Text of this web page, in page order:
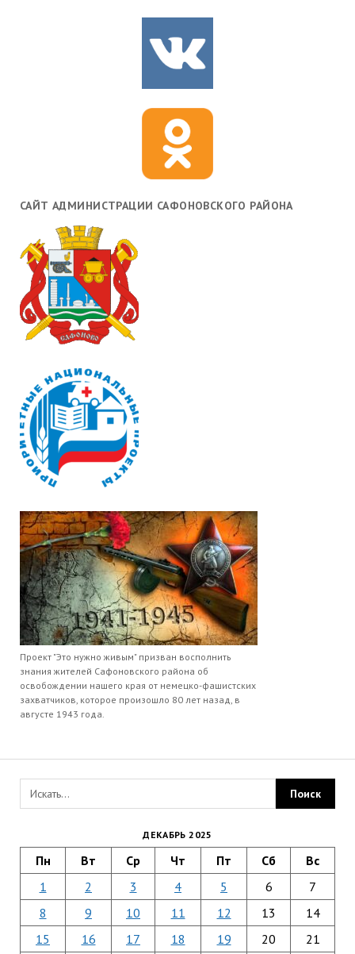
САЙТ АДМИНИСТРАЦИИ САФОНОВСКОГО РАЙОНА
Проект "Это нужно живым" призван восполнить
знания жителей Сафоновского района об
освобождении нашего края от немецко-фашистских
захватчиков, которое произошло 80 лет назад, в
августе 1943 года.
ДЕКАБРЬ 2025
Пн Вт Ср Чт Пт Сб Вс
1 2 3 4 5 6
7
8
9 10 11 12 13
14
15
16 17 18 19 20
21